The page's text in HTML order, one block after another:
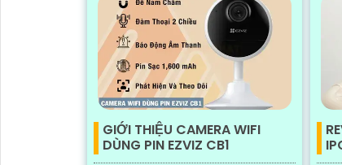
GIỚI THIỆU CAMERA WIFI
DÙNG PIN EZVIZ CB1